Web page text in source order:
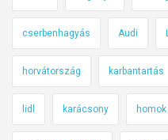
cserbenhagyás Audi
horvátország karbantartás
lidl karácsony homok